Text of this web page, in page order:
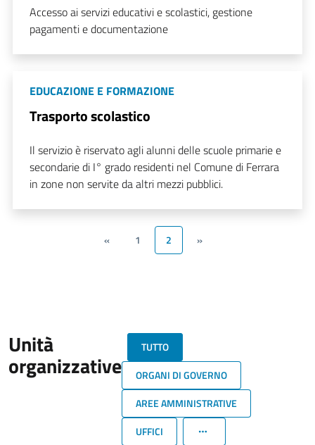
Accesso ai servizi educativi e scolastici, gestione
pagamenti e documentazione
EDUCAZIONE E FORMAZIONE
Trasporto scolastico
Il servizio è riservato agli alunni delle scuole primarie e
secondarie di I° grado residenti nel Comune di Ferrara
in zone non servite da altri mezzi pubblici.
« 1 2 »
Unità
organizzative
TUTTO
ORGANI DI GOVERNO
AREE AMMINISTRATIVE
UFFICI